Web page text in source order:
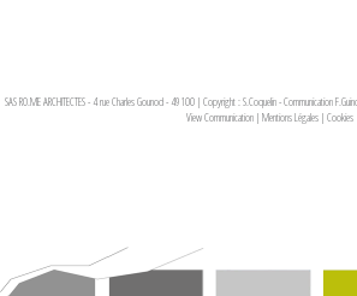
SAS RO.ME ARCHITECTES - 4 rue Charles Gounod - 49100 | Copyright : S.Coquelin - Communication
View Communication| Mentions Légales| Cookies